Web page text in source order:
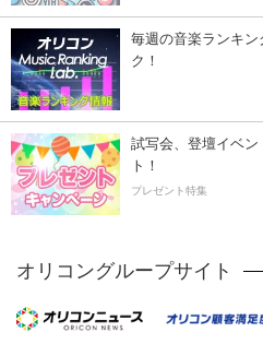
毎週の音楽ランキ
ク！
試写会、登壇イベ
ト！
プレゼント特集
オリコングループサイト